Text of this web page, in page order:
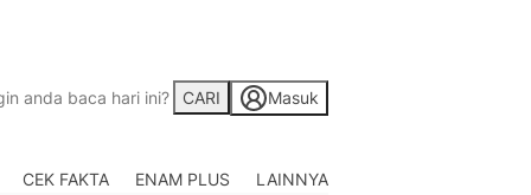
CARI Masuk
CEK FAKTA ENAM PLUS
LAINNYA